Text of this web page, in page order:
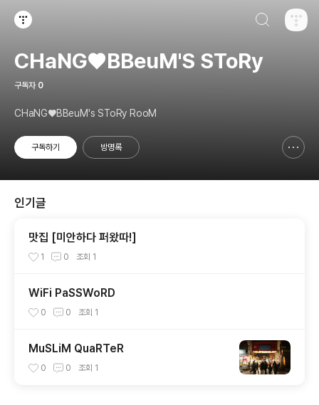
CHaNG♥️BBeuM'S SToRy
구독자 0
CHaNG♥️BBeuM's SToRy RooM
구독하기 방명록
인기글
맛집 [미안하다 퍼왔따!]
1 0 조회 1
WiFi PaSSWoRD
0 0 조회 1
MuSLiM QuaRTeR
0 0 조회 1